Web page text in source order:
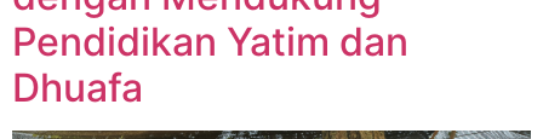
Pendidikan Yatim dan
Dhuafa